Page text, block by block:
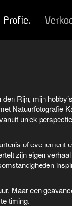
Profiel
Rijn, mijn
Natuurfotografie
uniek
of evenement
zijn eigen
Maar een
timing.